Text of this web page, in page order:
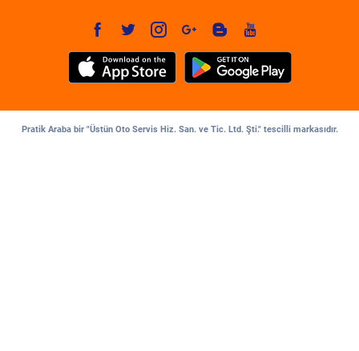
Pratik Araba bir "Üstün Oto Servis Hiz. San. ve Tic. Ltd. Şti." tescilli markasıdır.